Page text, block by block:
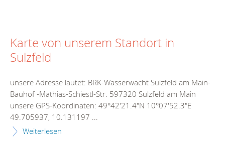
Karte von unserem Standort in
Sulzfeld
unsere Adresse lautet: BRK-Wasserwacht Sulzfeld am Main-
Bauhof -Mathias-Schiestl-Str. 597320 Sulzfeld am Main
unsere GPS-Koordinaten: 49°42'21.4"N 10°07'52.3"E
49.705937, 10.131197 ...
Weiterlesen